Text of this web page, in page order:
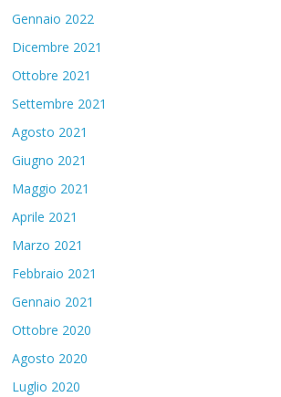
Gennaio 2022
Dicembre 2021
Ottobre 2021
Settembre 2021
Agosto 2021
Giugno 2021
Maggio 2021
Aprile 2021
Marzo 2021
Febbraio 2021
Gennaio 2021
Ottobre 2020
Agosto 2020
Luglio 2020